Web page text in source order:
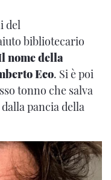
del
bibliotecario
nome della
Eco. Si è poi
tonno che salva
pancia della